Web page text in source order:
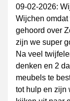
09-02-2026:
Wijchen
gehoord over
zijn we super
Na veel
denken en 2
meubels te
tot hulp en zijn